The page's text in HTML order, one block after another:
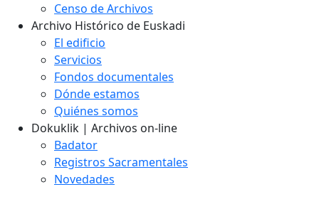
Censo de Archivos
Archivo Histórico de Euskadi
El edificio
Servicios
Fondos documentales
Dónde estamos
Quiénes somos
Dokuklik | Archivos on-line
Badator
Registros Sacramentales
Novedades